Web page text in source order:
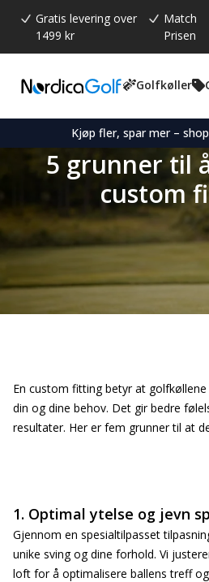
Gratis levering over
1499 kr
Match
Prisen
Golfkøller
Kjøp fler, spar mer –
5 grunner til
custom
En custom fitting betyr at
din og dine behov. Det gir bedre
resultater. Her er fem grunner til at
1. Optimal ytelse og jevn
Gjennom en spesialtilpasset
unike sving og dine forhold. Vi
loft for å optimalisere ballens treff